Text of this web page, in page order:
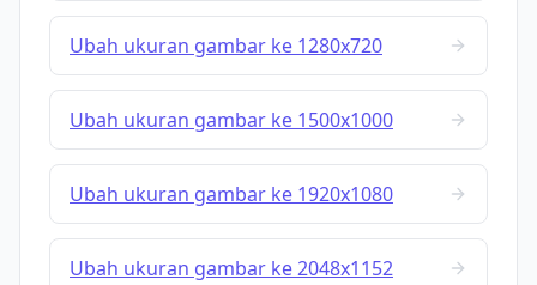
Ubah ukuran gambar ke 1280x720
Ubah ukuran gambar ke 1500x1000
Ubah ukuran gambar ke 1920x1080
Ubah ukuran gambar ke 2048x1152